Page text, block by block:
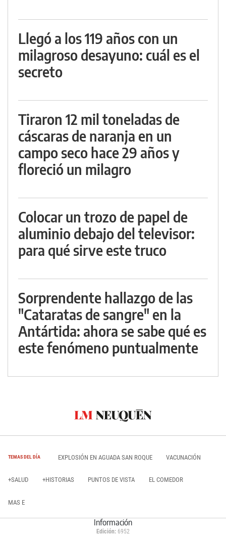
Llegó a los 119 años con un
milagroso desayuno: cuál es el
secreto
Tiraron 12 mil toneladas de
cáscaras de naranja en un
campo seco hace 29 años y
floreció un milagro
Colocar un trozo de papel de
aluminio debajo del televisor:
para qué sirve este truco
Sorprendente hallazgo de las
"Cataratas de sangre" en la
Antártida: ahora se sabe qué es
este fenómeno puntualmente
TEMAS DEL DÍA EXPLOSIÓN EN AGUADA SAN ROQUE VACUNACIÓN
+SALUD +HISTORIAS PUNTOS DE VISTA EL COMEDOR
MAS E
Información
Edición: 6952